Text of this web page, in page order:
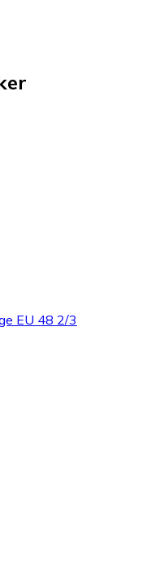
EU 48 2/3